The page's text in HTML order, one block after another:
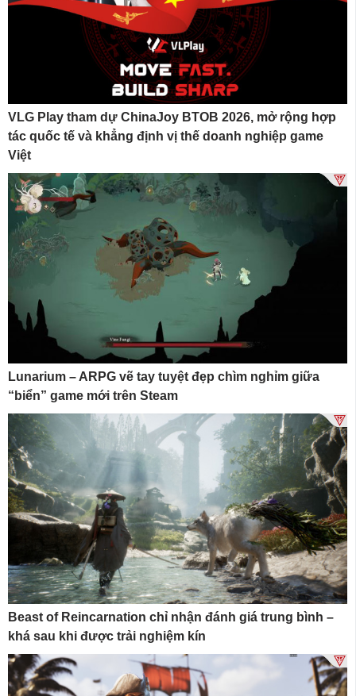
VLG Play tham dự ChinaJoy BTOB 2026, mở rộng hợp
tác quốc tế và khẳng định vị thế doanh nghiệp game
Việt
Lunarium – ARPG vẽ tay tuyệt đẹp chìm nghỉm giữa
“biển” game mới trên Steam
Beast of Reincarnation chỉ nhận đánh giá trung bình –
khá sau khi được trải nghiệm kín